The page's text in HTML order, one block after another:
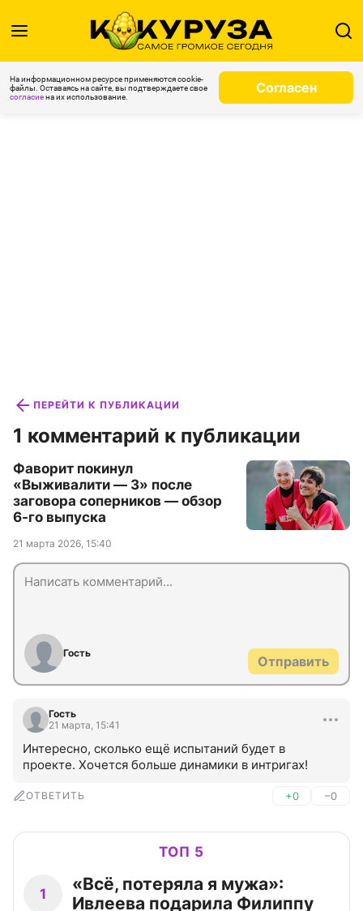
На информационном ресурсе применяются cookie-
файлы. Оставаясь на сайте, вы подтверждаете свое
согласиена их использование.
Согласен
ПЕРЕЙТИ К ПУБЛИКАЦИИ
1 комментарий к публикации
Фаворит покинул
«Выживалити — 3» после
заговора соперников — обзор
6-го выпуска
21 марта 2026, 15:40
Гость
Отправить
Гость
21 марта, 15:41
Интересно, сколько ещё испытаний будет в
проекте. Хочется больше динамики в интригах!
ОТВЕТИТЬ +0 –0
ТОП 5
1
«Всё, потеряла я мужа»:
Ивлеева подарила Филиппу